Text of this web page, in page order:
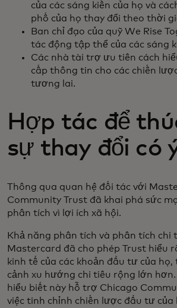
của các sáng kiến của họ và
phố của họ thay đổi theo thời
Ban chỉ đạo của quỹ We Rise
tác động tập thể của các sáng
Các nhà tài trợ ưu tiên cách
cấp thông tin cho các chiến
tương lai.
Hợp tác để
sự thay đổi có
Thông qua quan hệ đối tác với
Community Trust đã khai phá sức
phân tích vì lợi ích xã hội.
Khả năng phân tích và phân tích chi
Mastercard đã cho phép Trust hiểu
kinh tế của các khoản đầu tư của
cảnh xu hướng chi tiêu rộng lớn
hiểu biết này hỗ trợ Chicago
việc tinh chỉnh chiến lược đầu tư của